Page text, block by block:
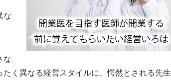
な
な
く異なる経営スタイルに、愕然とされる先生